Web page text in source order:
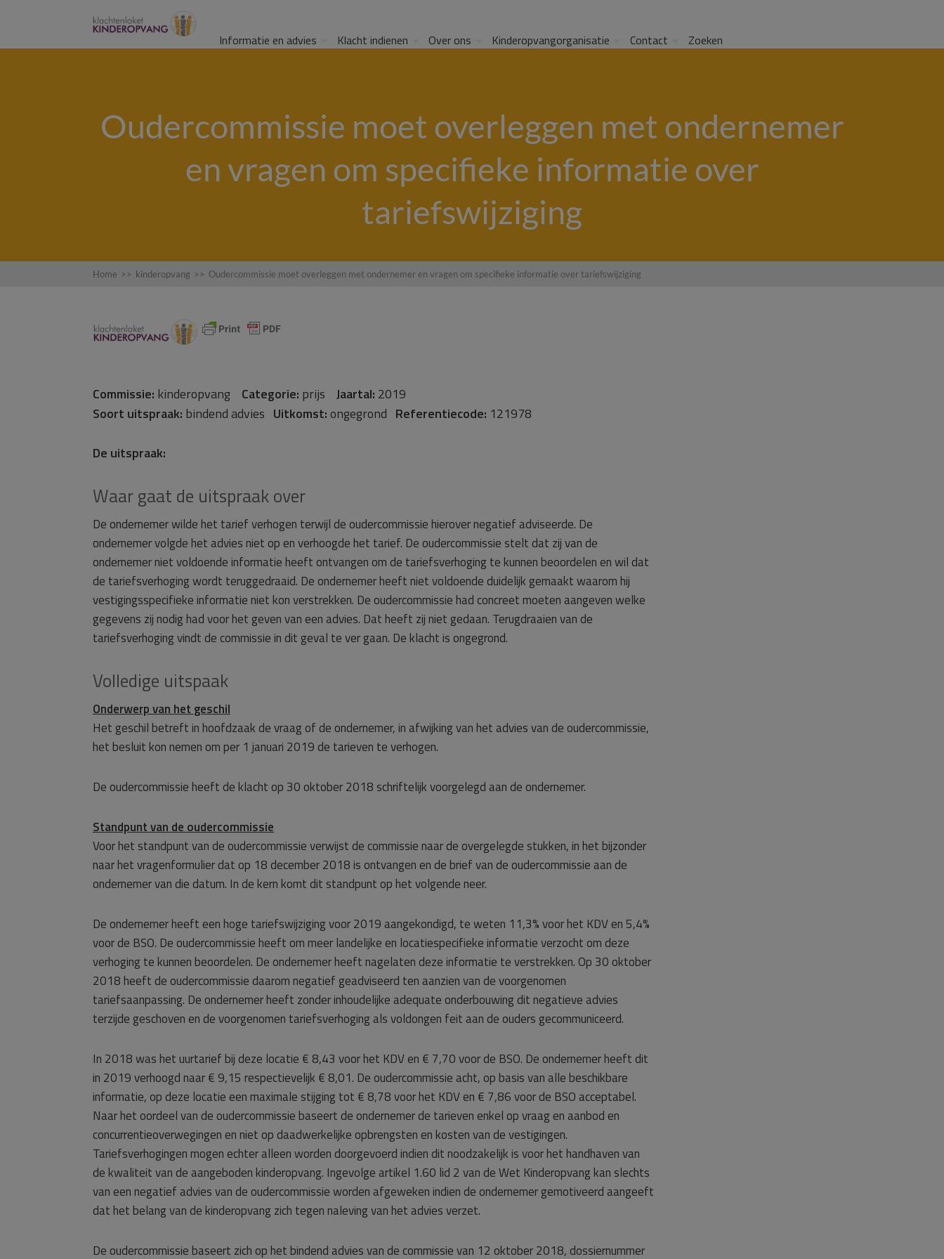
Informatie en advies Klacht indienen Over ons Kinderopvangorganisatie Contact Zoeken
Oudercommissie moet overleggen met ondernemer
en vragen om specifieke informatie over
tariefswijziging
Home >> kinderopvang >> Oudercommissie moet overleggen met ondernemer en vragen om specifieke informatie over tariefswijziging
Commissie: kinderopvang Categorie: prijs Jaartal: 2019
Soort uitspraak: bindend advies Uitkomst:ongegrond Referentiecode: 121978
De uitspraak:
Waar gaat de uitspraak over
De ondernemer wilde het tarief verhogen terwijl de oudercommissie hierover negatief adviseerde. De
ondernemer volgde het advies niet op en verhoogde het tarief. De oudercommissie stelt dat zij van de
ondernemer niet voldoende informatie heeft ontvangen om de tariefsverhoging te kunnen beoordelen en wil dat
de tariefsverhoging wordt teruggedraaid. De ondernemer heeft niet voldoende duidelijk gemaakt waarom hij
vestigingsspecifieke informatie niet kon verstrekken. De oudercommissie had concreet moeten aangeven welke
gegevens zij nodig had voor het geven van een advies. Dat heeft zij niet gedaan. Terugdraaien van de
tariefsverhoging vindt de commissie in dit geval te ver gaan. De klacht is ongegrond.
Volledige uitspaak
Onderwerp van het geschil
Het geschil betreft in hoofdzaak de vraag of de ondernemer, in afwijking van het advies van de oudercommissie,
het besluit kon nemen om per 1 januari 2019 de tarieven te verhogen.
De oudercommissie heeft de klacht op 30 oktober 2018 schriftelijk voorgelegd aan de ondernemer.
Standpunt van de oudercommissie
Voor het standpunt van de oudercommissie verwijst de commissie naar de overgelegde stukken, in het bijzonder
naar het vragenformulier dat op 18 december 2018 is ontvangen en de brief van de oudercommissie aan de
ondernemer van die datum. In de kern komt dit standpunt op het volgende neer.
De ondernemer heeft een hoge tariefswijziging voor 2019 aangekondigd, te weten 11,3% voor het KDV en 5,4%
voor de BSO. De oudercommissie heeft om meer landelijke en locatiespecifieke informatie verzocht om deze
verhoging te kunnen beoordelen. De ondernemer heeft nagelaten deze informatie te verstrekken. Op 30 oktober
2018 heeft de oudercommissie daarom negatief geadviseerd ten aanzien van de voorgenomen
tariefsaanpassing. De ondernemer heeft zonder inhoudelijke adequate onderbouwing dit negatieve advies
terzijde geschoven en de voorgenomen tariefsverhoging als voldongen feit aan de ouders gecommuniceerd.
In 2018 was het uurtarief bij deze locatie € 8,43 voor het KDV en € 7,70 voor de BSO. De ondernemer heeft dit
in 2019 verhoogd naar € 9,15 respectievelijk € 8,01. De oudercommissie acht, op basis van alle beschikbare
informatie, op deze locatie een maximale stijging tot € 8,78 voor het KDV en € 7,86 voor de BSO acceptabel.
Naar het oordeel van de oudercommissie baseert de ondernemer de tarieven enkel op vraag en aanbod en
concurrentieoverwegingen en niet op daadwerkelijke opbrengsten en kosten van de vestigingen.
Tariefsverhogingen mogen echter alleen worden doorgevoerd indien dit noodzakelijk is voor het handhaven van
de kwaliteit van de aangeboden kinderopvang. Ingevolge artikel 1.60 lid 2 van de Wet Kinderopvang kan slechts
van een negatief advies van de oudercommissie worden afgeweken indien de ondernemer gemotiveerd aangeeft
dat het belang van de kinderopvang zich tegen naleving van het advies verzet.
De oudercommissie baseert zich op het bindend advies van de commissie van 12 oktober 2018, dossiernummer